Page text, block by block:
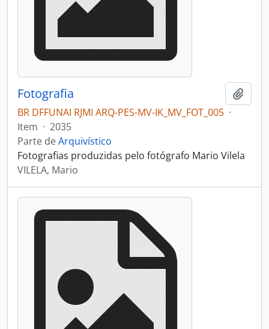
Fotografia
BR DFFUNAI RJMI ARQ-PES-MV-IK_MV_FOT_005 ·
Item · 2035
Parte deArquivístico
Fotografias produzidas pelo fotógrafo Mario Vilela
VILELA, Mario